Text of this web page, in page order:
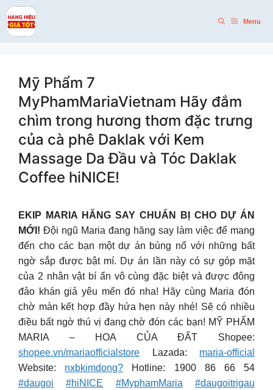
Skip
to
content
Menu
Mỹ Phẩm 7
MyPhamMariaVietnam Hãy đắm
chìm trong hương thơm đặc trưng
của cà phê Daklak với Kem
Massage Da Đầu và Tóc Daklak
Coffee hiNICE!
EKIP MARIA HĂNG SAY CHUẨN BỊ CHO DỰ ÁN
MỚI! Đội ngũ Maria đang hăng say làm việc để mang
đến cho các bạn một dự án bùng nổ với những bất
ngờ sắp được bật mí. Dự án lần này có sự góp mặt
của 2 nhân vật bí ẩn vô cùng đặc biệt và được đông
đảo khán giả yêu mến đó nha! Hãy cùng Maria đón
chờ màn kết hợp đầy hứa hẹn này nhé! Sẽ có nhiều
điều bất ngờ thú vị đang chờ đón các bạn! MỸ PHẨM
MARIA – HOA CỦA ĐẤT Shopee:
shopee.vn/mariaofficialstore Lazada: maria-official
Website: nxbkimdong? Hotline: 1900 86 66 54
#daugoi
#hiNICE #MyphamMaria
#daugoitrigau